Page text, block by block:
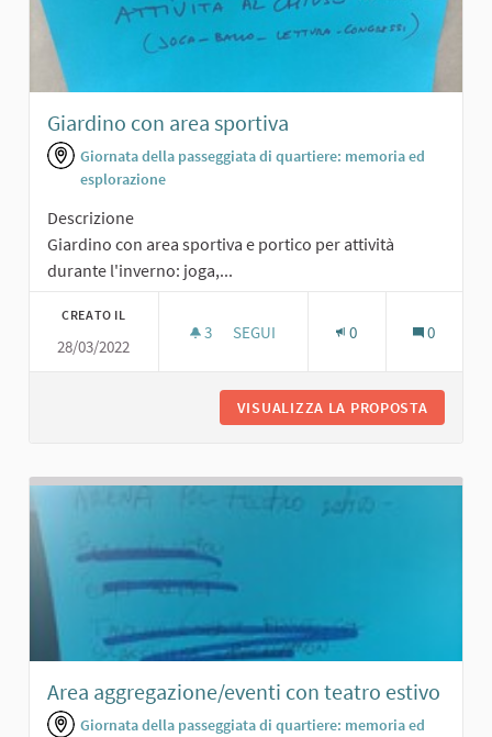
Giardino con area sportiva
Giornata della passeggiata di quartiere: memoria ed
esplorazione
Descrizione
Giardino con area sportiva e portico per attività
durante l'inverno: joga,...
CREATO IL
28/03/2022
3 3 SOSTENITORI
SEGUI 0 0
VISUALIZZA LA PROPOSTA
Area aggregazione/eventi con teatro estivo
Giornata della passeggiata di quartiere: memoria ed